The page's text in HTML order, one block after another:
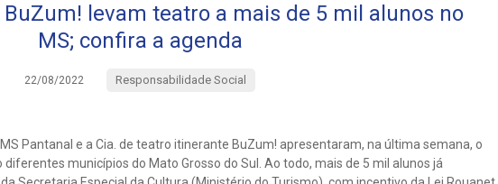
BuZum! levam teatro a mais de 5 mil alunos no
MS; confira a agenda
22/08/2022 Responsabilidade Social
Pantanal e a Cia. de teatro itinerante BuZum! apresentaram, na última semana, o
diferentes municípios do Mato Grosso do Sul. Ao todo, mais de 5 mil alunos já